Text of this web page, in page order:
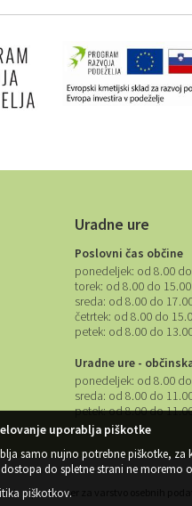
Uradne ure
Poslovni čas občine
ponedeljek: od 8.00
torek: od 8.00 do 15.00
sreda: od 8.00 do
četrtek: od 8.00 do
petek: od 8.00 do
Uradne ure -
ponedeljek: od 8.00
sreda: od 8.00 do
petek:od 8.00 do
| Center za varstvo osebnih
uporablja piškotke
samo nujno potrebne piškotke, za
do spletne strani ne moremo
piškotkov.